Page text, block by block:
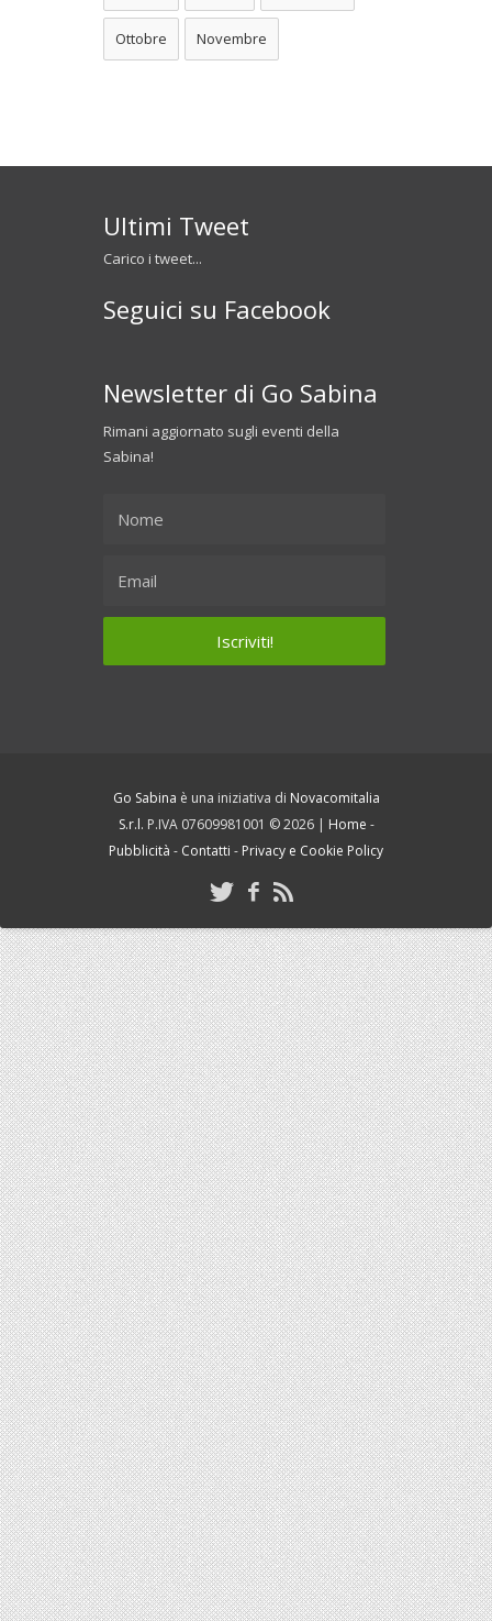
Ottobre Novembre
Ultimi Tweet
Carico i tweet...
Seguici su Facebook
Newsletter di Go Sabina
Rimani aggiornato sugli eventi della
Sabina!
Go Sabina è una iniziativa di Novacomitalia
S.r.l. P.IVA 07609981001 © 2026 | Home -
Pubblicità - Contatti - Privacy e Cookie Policy